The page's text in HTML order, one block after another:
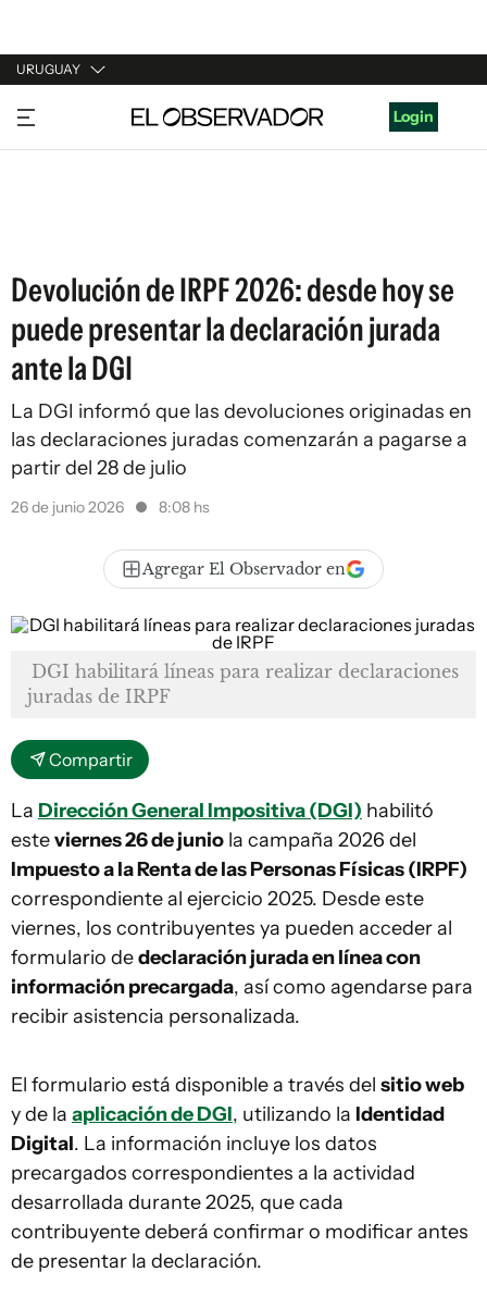
URUGUAY
URUGUAY
ARGENTINA
Login
Devolución de IRPF 2026: desde hoy se
puede presentar la declaración jurada
ante la DGI
La DGI informó que las devoluciones originadas en
las declaraciones juradas comenzarán a pagarse a
partir del 28 de julio
26 de junio 2026 8:08 hs
Agregar El Observador en
DGI habilitará líneas para realizar declaraciones
juradas de IRPF
Compartir
La Dirección General Impositiva (DGI) habilitó
esteviernes 26 de junio la campaña 2026 del
Impuesto a la Renta de las Personas Físicas (IRPF)
correspondiente al ejercicio 2025. Desde este
viernes, los contribuyentes ya pueden acceder al
formulario dedeclaración jurada en línea con
información precargada, así como agendarse para
recibir asistencia personalizada.
El formulario está disponible a través del sitio web
y de la aplicación de DGI, utilizando la Identidad
Digital. La información incluye los datos
precargados correspondientes a la actividad
desarrollada durante 2025, que cada
contribuyente deberá confirmar o modificar antes
de presentar la declaración.